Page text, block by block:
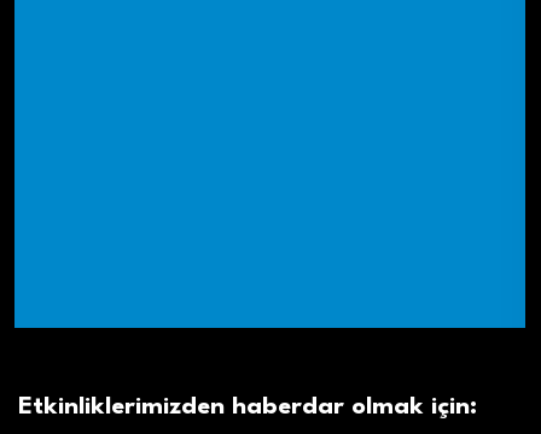
Etkinliklerimizden haberdar olmak için: